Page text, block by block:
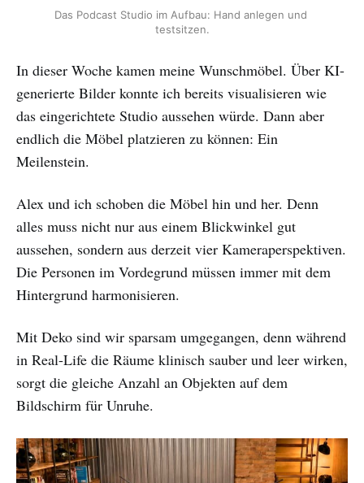
Das Podcast Studio im Aufbau: Hand anlegen und
testsitzen.
In dieser Woche kamen meine Wunschmöbel. Über KI-
generierte Bilder konnte ich bereits visualisieren wie
das eingerichtete Studio aussehen würde. Dann aber
endlich die Möbel platzieren zu können: Ein
Meilenstein.
Alex und ich schoben die Möbel hin und her. Denn
alles muss nicht nur aus einem Blickwinkel gut
aussehen, sondern aus derzeit vier Kameraperspektiven.
Die Personen im Vordegrund müssen immer mit dem
Hintergrund harmonisieren.
Mit Deko sind wir sparsam umgegangen, denn während
in Real-Life die Räume klinisch sauber und leer wirken,
sorgt die gleiche Anzahl an Objekten auf dem
Bildschirm für Unruhe.